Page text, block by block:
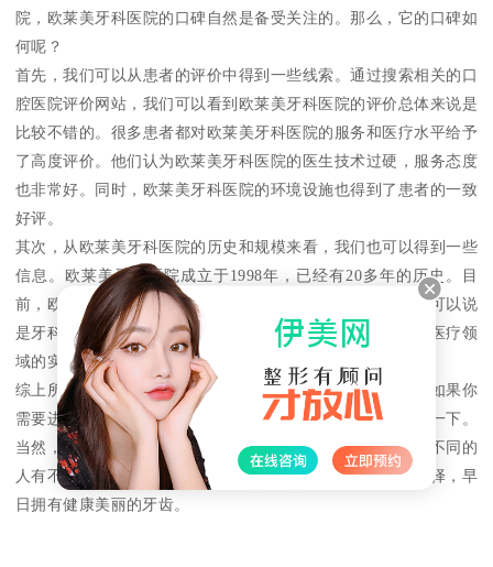
院，欧莱美牙科医院的口碑自然是备受关注的。那么，它的口碑如
何呢？
首先，我们可以从患者的评价中得到一些线索。通过搜索相关的口
腔医院评价网站，我们可以看到欧莱美牙科医院的评价总体来说是
比较不错的。很多患者都对欧莱美牙科医院的服务和医疗水平给予
了高度评价。他们认为欧莱美牙科医院的医生技术过硬，服务态度
也非常好。同时，欧莱美牙科医院的环境设施也得到了患者的一致
好评。
其次，从欧莱美牙科医院的历史和规模来看，我们也可以得到一些
信息。欧莱美牙科医院成立于1998年，已经有20多年的历史。目
前，欧莱美牙科医院在全国范围内已经拥有了近百家分院，可以说
是牙科医院中的佼佼者。这也证明了欧莱美牙科医院在口腔医疗领
域的实力和口碑。
综上所述，欧莱美牙科医院的口碑是比较好的，值得信赖。如果你
需要进行口腔医疗服务，可以考虑到欧莱美牙科医院来体验一下。
当然，选择牙科医院还需要根据自身的情况和需求来决定，不同的
人有不同的选择。希望大家能够根据自身情况做出理性的选择，早
日拥有健康美丽的牙齿。